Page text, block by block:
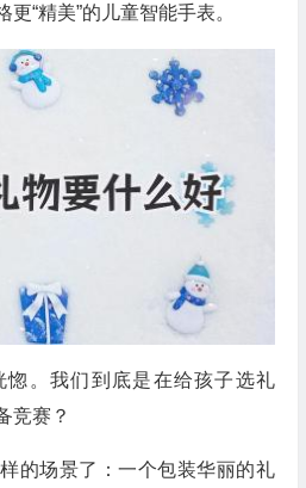
“精美”的儿童智能手表。
惚。我们到底是在给孩子选礼
竞赛？
的场景了：一个包装华丽的礼